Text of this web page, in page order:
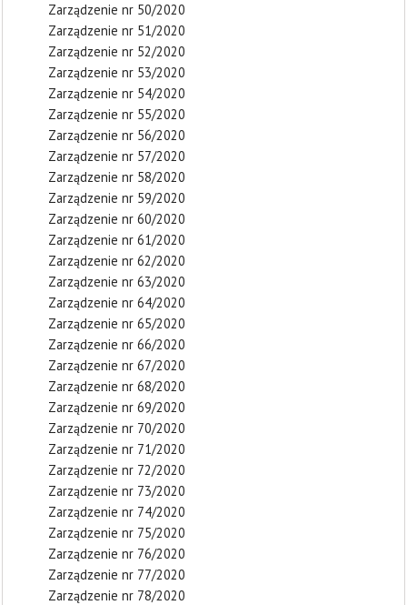
Zarządzenie nr 50/2020
Zarządzenie nr 51/2020
Zarządzenie nr 52/2020
Zarządzenie nr 53/2020
Zarządzenie nr 54/2020
Zarządzenie nr 55/2020
Zarządzenie nr 56/2020
Zarządzenie nr 57/2020
Zarządzenie nr 58/2020
Zarządzenie nr 59/2020
Zarządzenie nr 60/2020
Zarządzenie nr 61/2020
Zarządzenie nr 62/2020
Zarządzenie nr 63/2020
Zarządzenie nr 64/2020
Zarządzenie nr 65/2020
Zarządzenie nr 66/2020
Zarządzenie nr 67/2020
Zarządzenie nr 68/2020
Zarządzenie nr 69/2020
Zarządzenie nr 70/2020
Zarządzenie nr 71/2020
Zarządzenie nr 72/2020
Zarządzenie nr 73/2020
Zarządzenie nr 74/2020
Zarządzenie nr 75/2020
Zarządzenie nr 76/2020
Zarządzenie nr 77/2020
Zarządzenie nr 78/2020